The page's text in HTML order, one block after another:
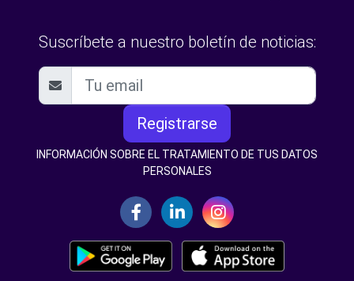
Suscríbete a nuestro boletín de noticias:
Registrarse
INFORMACIÓN SOBRE EL TRATAMIENTO DE TUS DATOS
PERSONALES